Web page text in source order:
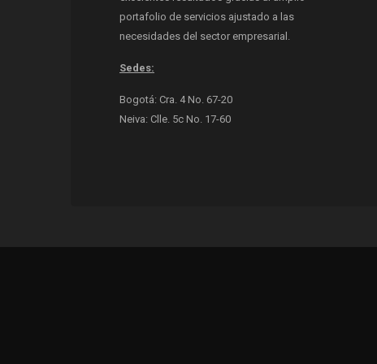
portafolio de servicios ajustado a las
necesidades del sector empresarial.
Sedes:
Bogotá: Cra. 4 No. 67-20
Neiva: Clle. 5c No. 17-60